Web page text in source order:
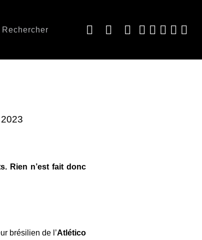
Rechercher
Rien n’est fait donc
brésilien de l’Atlético